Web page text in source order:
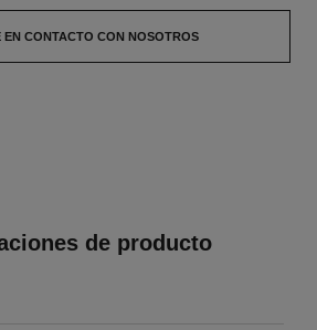
EN CONTACTO CON NOSOTROS
de producto